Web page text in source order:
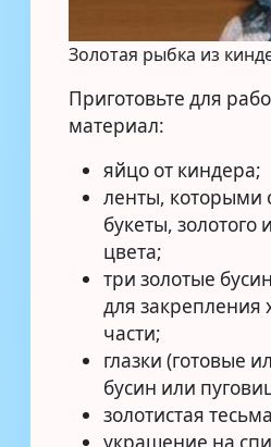
Золотая рыбка из
Приготовьте для
материал:
яйцо от киндера;
ленты,
букеты, золотого
цвета;
три золотые
для закрепления
части;
глазки (готовые
бусин или
золотистая
украшение на